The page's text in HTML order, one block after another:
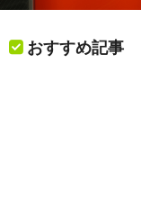
おすすめ記事